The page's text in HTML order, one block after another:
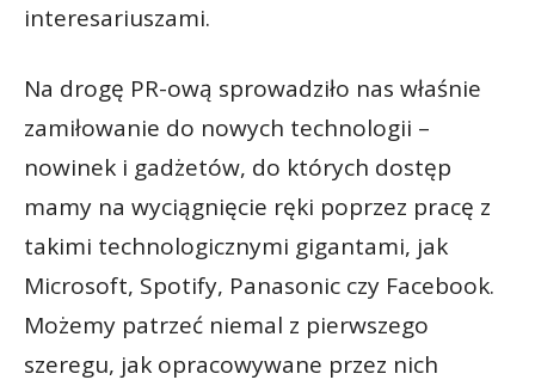
interesariuszami.
Na drogę PR-ową sprowadziło nas właśnie
zamiłowanie do nowych technologii –
nowinek i gadżetów, do których dostęp
mamy na wyciągnięcie ręki poprzez pracę z
takimi technologicznymi gigantami, jak
Microsoft, Spotify, Panasonic czy Facebook.
Możemy patrzeć niemal z pierwszego
szeregu, jak opracowywane przez nich